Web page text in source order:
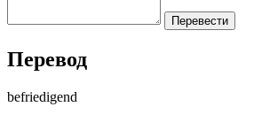
Перевод
befriedigend